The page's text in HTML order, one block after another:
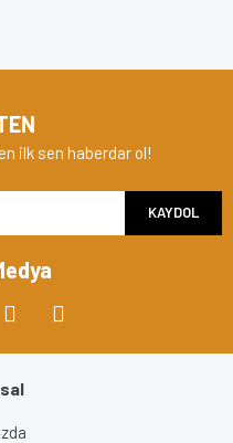
görüntülenemiyor.
bulunuyor.
pahalı.
ilk sen haberdar ol!
KAYDOL